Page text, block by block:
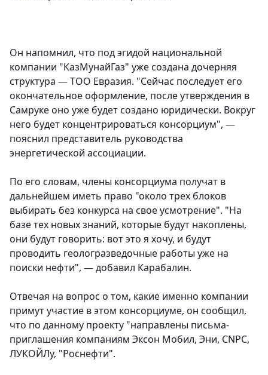
Он напомнил, что под эгидой национальной
компании "КазМунайГаз" уже создана дочерняя
структура — ТОО Евразия. "Сейчас последует его
окончательное оформление, после утверждения в
Самруке оно уже будет создано юридически. Вокруг
него будет концентрироваться консорциум", —
пояснил представитель руководства
энергетической ассоциации.
По его словам, члены консорциума получат в
дальнейшем иметь право "около трех блоков
выбирать без конкурса на свое усмотрение". "На
базе тех новых знаний, которые будут накоплены,
они будут говорить: вот это я хочу, и будут
проводить геологразведочные работы уже на
поиски нефти", — добавил Карабалин.
Отвечая на вопрос о том, какие именно компании
примут участие в этом консорциуме, он сообщил,
что по данному проекту "направлены письма-
приглашения компаниям Эксон Мобил, Эни, СNPC,
ЛУКОЙЛу, "Роснефти".